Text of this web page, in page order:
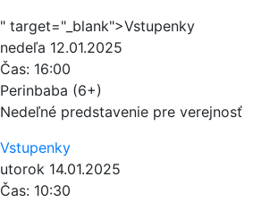
" target="_blank">Vstupenky
nedeľa 12.01.2025
Čas: 16:00
Perinbaba (6+)
Nedeľné predstavenie pre verejnosť
Vstupenky
utorok 14.01.2025
Čas: 10:30